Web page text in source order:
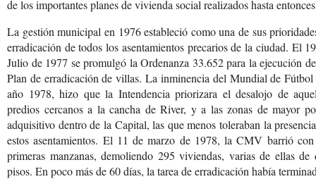
de los importantes planes de vivienda social realizados hasta
La gestión municipal en 1976 estableció como una de sus
erradicación de todos los asentamientos precarios de la ciudad. El
Julio de 1977 se promulgó la Ordenanza 33.652 para la ejecución
Plan de erradicación de villas. La inminencia del Mundial de
año 1978, hizo que la Intendencia priorizara el desalojo de
predios cercanos a la cancha de River, y a las zonas de mayor
adquisitivo dentro de la Capital, las que menos toleraban la
estos asentamientos. El 11 de marzo de 1978, la CMV barrió
primeras manzanas, demoliendo 295 viviendas, varias de ellas de
pisos. En poco más de 60 días, la tarea de erradicación había